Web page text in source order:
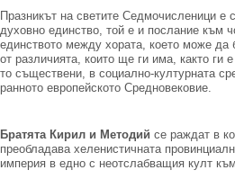
Празникът на светите Седмочисленици е
духовно единство, той е и послание към
единството между хората, което може да
от различията, които ще ги има, както ги
то съществени, в социално-културната
ранното европейското Средновековие.
Братята Кирил и Методий се раждат в
преобладава хеленистичната
империя в едно с неотслабващия култ